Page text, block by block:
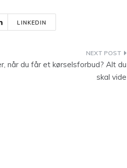
LINKEDIN
når du får et kørselsforbud? Alt du
skal vide